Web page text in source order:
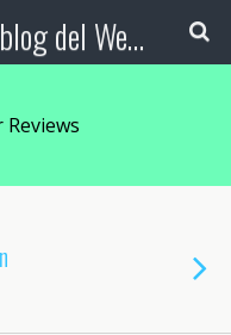
Booking Blog™ - Il blog del Web Marketing Turistico